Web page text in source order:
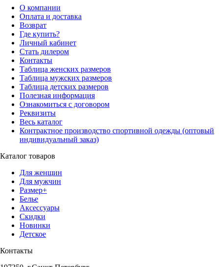
О компании
Оплата и доставка
Возврат
Где купить?
Личный кабинет
Стать дилером
Контакты
Таблица женских размеров
Таблица мужских размеров
Таблица детских размеров
Полезная информация
Ознакомиться с договором
Реквизиты
Весь каталог
Контрактное производство спортивной одежды (оптовый
индивидуальный заказ)
Каталог товаров
Для женщин
Для мужчин
Размер+
Белье
Аксессуары
Скидки
Новинки
Детское
Контакты